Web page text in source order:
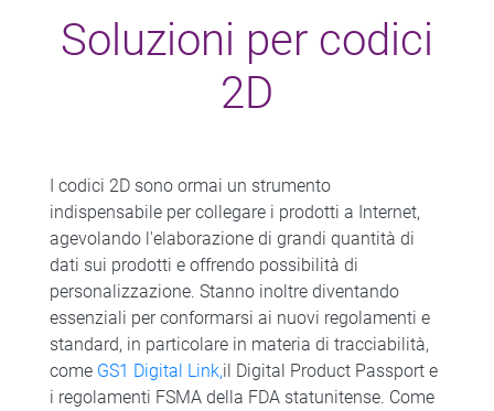
Soluzioni per codici
2D
I codici 2D sono ormai un strumento
indispensabile per collegare i prodotti a Internet,
agevolando l'elaborazione di grandi quantità di
dati sui prodotti e offrendo possibilità di
personalizzazione. Stanno inoltre diventando
essenziali per conformarsi ai nuovi regolamenti e
standard, in particolare in materia di tracciabilità,
come GS1 Digital Link,il Digital Product Passport e
i regolamenti FSMA della FDA statunitense. Come